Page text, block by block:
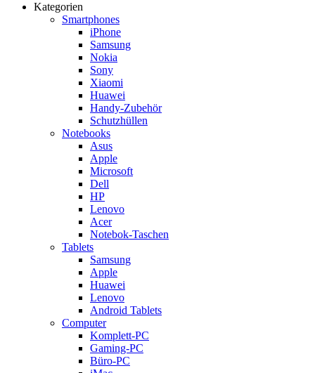
Kategorien
Smartphones
iPhone
Samsung
Nokia
Sony
Xiaomi
Huawei
Handy-Zubehör
Schutzhüllen
Notebooks
Asus
Apple
Microsoft
Dell
HP
Lenovo
Acer
Notebok-Taschen
Tablets
Samsung
Apple
Huawei
Lenovo
Android Tablets
Computer
Komplett-PC
Gaming-PC
Büro-PC